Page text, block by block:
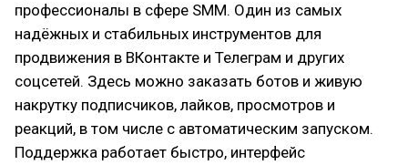
профессионалы в сфере SMM. Один из самых
надёжных и стабильных инструментов для
продвижения в ВКонтакте и Телеграм и других
соцсетей. Здесь можно заказать ботов и живую
накрутку подписчиков, лайков, просмотров и
реакций, в том числе с автоматическим запуском.
Поддержка работает быстро, интерфейс